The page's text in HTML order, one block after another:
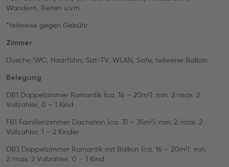
Wandern, Reiten u.v.m.
*teilweise gegen Gebühr
Zimmer
Dusche/WC, Haarföhn, Sat-TV, WLAN, Safe, teilweise Balkon
Belegung
DB1 Doppelzimmer Romantik (ca. 16 – 20m²): min. 2/max. 2
Vollzahler, 0 – 1 Kind
FB1 Familienzimmer Dachstein (ca. 31 – 35m²): min. 2/max. 2
Vollzahler, 1 – 2 Kinder
DB3 Doppelzimmer Romantik mit Balkon (ca. 16 – 20m²): min.
2/max. 2 Vollzahler, 0 – 1 Kind